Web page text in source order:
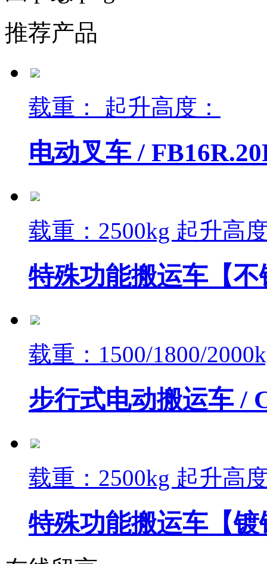
推荐产品
载重： 起升高度：
电动叉车 /
载重：2500kg 起升高
特殊功能搬运车【
载重：1500/1800/
步行式电动搬运车 /
载重：2500kg 起升高
特殊功能搬运车【